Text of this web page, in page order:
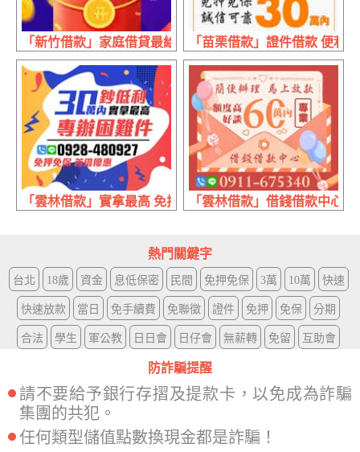
「新竹借款」家庭借貸最給力 大小額週轉最快 | 各行各業
「苗栗借款」證件借款 便利
「雲林借款」實拿最高 免押免保 | 30萬內 首借優惠
「雲林借款」借錢借款中心
熱門關鍵字
台北 18歲 資金 息低保密 民間 免押免保 3萬 10萬 快速
快速放款 當日 免手續費 免聯徵 證件 免押 免保 分期
合法 學生 軍公教 日日會 日仔會 無薪轉 免留 互助會
防詐騙提醒
請不要給予銀行存摺及提款卡，以免成為詐騙
集團的共犯。
任何類型儲值點數換現金都是詐騙！